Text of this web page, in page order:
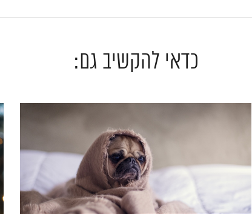
כדאי להקשיב גם: